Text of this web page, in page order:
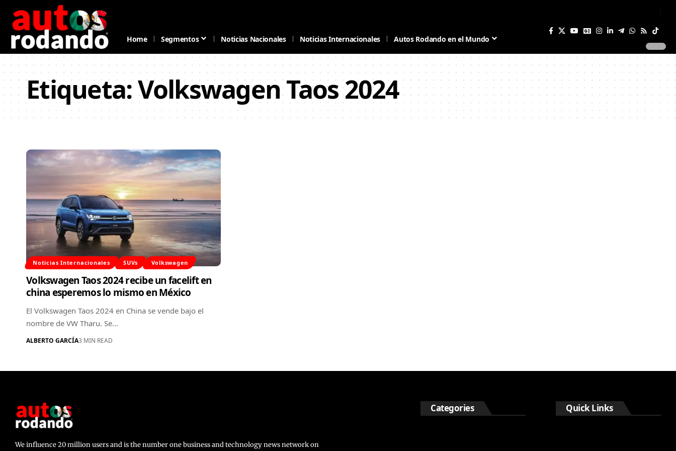
Home Segmentos Noticias Nacionales Noticias Internacionales Autos Rodando en el Mundo
Etiqueta:Volkswagen Taos 2024
Noticias Internacionales SUVs Volkswagen
Volkswagen Taos 2024 recibe un facelift en
china esperemos lo mismo en México
El Volkswagen Taos 2024 en China se vende bajo el
nombre de VW Tharu. Se…
ALBERTO GARCÍA3 MIN READ
We influence 20 million users and is the number one business and technology news network on
Categories Quick Links